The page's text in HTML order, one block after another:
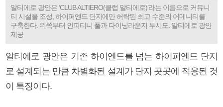
알티에로 광안은 ‘CLUB ALTIERO(클럽 알티에로)’라는 이름으로 커뮤니
티 시설을 조성, 하이퍼엔드 단지에만 허락된 최고 수준의 어메니티를
구축한다. 위쪽부터 인피티니 풀과 다이닝라운지 투시도. 알티에로 광안
제공
알티에로 광안은 기존 하이엔드를 넘는 하이퍼엔드 단지
로 설계되는 만큼 차별화된 설계가 단지 곳곳에 적용된 것
이 특징이다.